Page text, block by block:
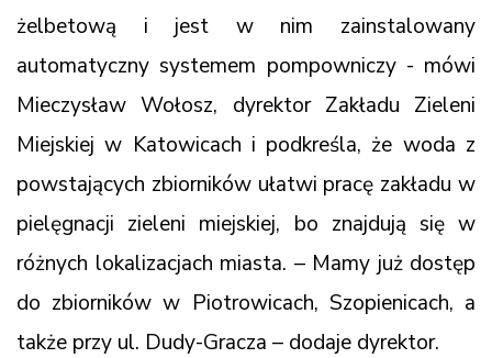
żelbetową i jest w nim zainstalowany
automatyczny systemem pompowniczy - mówi
Mieczysław Wołosz, dyrektor Zakładu Zieleni
Miejskiej w Katowicach i podkreśla, że woda z
powstających zbiorników ułatwi pracę zakładu w
pielęgnacji zieleni miejskiej, bo znajdują się w
różnych lokalizacjach miasta. – Mamy już dostęp
do zbiorników w Piotrowicach, Szopienicach, a
także przy ul. Dudy-Gracza – dodaje dyrektor.